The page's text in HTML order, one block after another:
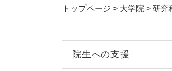
トップページ > 大学院 > 研究
院生への支援